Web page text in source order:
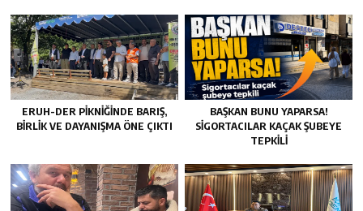
ERUH-DER PIKNIĞINDE BARIŞ,
BIRLIK VE DAYANIŞMA ÖNE ÇIKTI
BAŞKAN BUNU YAPARSA!
SIGORTACILAR KAÇAK ŞUBEYE
TEPKILI